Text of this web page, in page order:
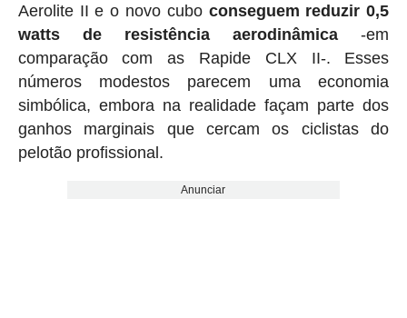
Aerolite II e o novo cubo conseguem reduzir 0,5
watts de resistência aerodinâmica -em
comparação com as Rapide CLX II-. Esses
números modestos parecem uma economia
simbólica, embora na realidade façam parte dos
ganhos marginais que cercam os ciclistas do
pelotão profissional.
Anunciar